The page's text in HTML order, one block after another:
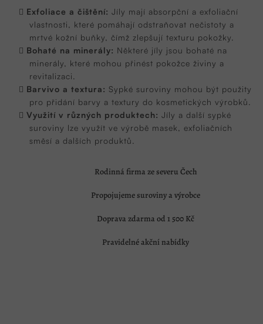
a
c
í
p
r
v
k
v
p
i
s
u
Exfoliace a čištění: Jíly mají absorpční a exfoliační
vlastnosti, které pomáhají odstraňovat nečistoty a
mrtvé kožní buňky, čímž zlepšují texturu pokožky.
Bohaté na minerály: Některé jíly jsou bohaté na
minerály, které mohou přinést pokožce živiny a
revitalizaci.
Barvivo a textura: Sypké suroviny mohou být použity
pro přidání barvy a textury do kosmetických výrobků.
Využití v různých produktech: Jíly a další sypké
suroviny lze využít ve výrobě masek, exfoliačních
směsí a dalších produktů.
Rodinná firma ze severu Čech
Propojujeme suroviny a výrobce
Doprava zdarma od 1 500 Kč
Pravidelné akční nabídky